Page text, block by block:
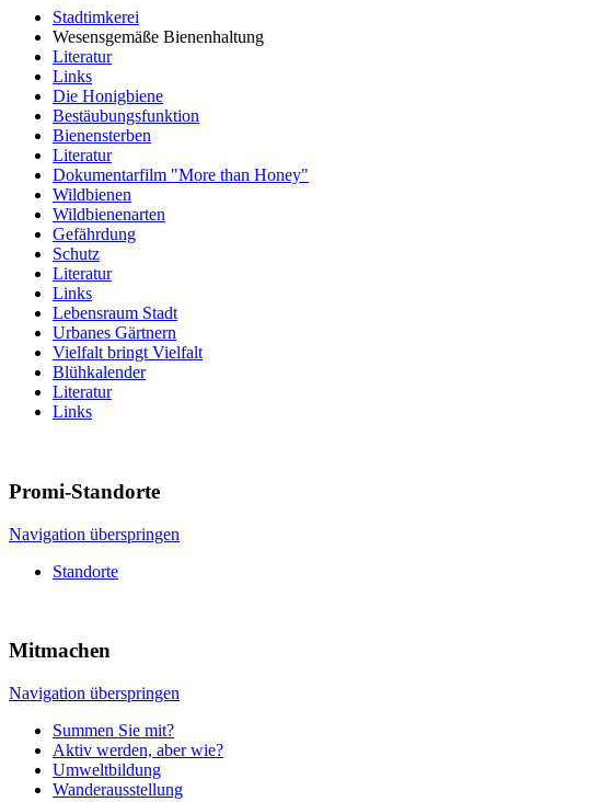
Stadtimkerei
Wesensgemäße Bienenhaltung
Literatur
Links
Die Honigbiene
Bestäubungsfunktion
Bienensterben
Literatur
Dokumentarfilm "More than Honey"
Wildbienen
Wildbienenarten
Gefährdung
Schutz
Literatur
Links
Lebensraum Stadt
Urbanes Gärtnern
Vielfalt bringt Vielfalt
Blühkalender
Literatur
Links
Promi-Standorte
Navigation überspringen
Standorte
Mitmachen
Navigation überspringen
Summen Sie mit?
Aktiv werden, aber wie?
Umweltbildung
Wanderausstellung